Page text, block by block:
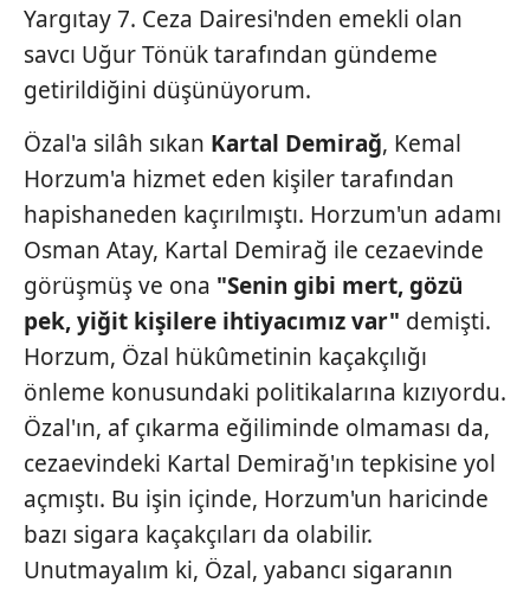
Yargıtay 7. Ceza Dairesi'nden emekli olan
savcı Uğur Tönük tarafından gündeme
getirildiğini düşünüyorum.
Özal'a silâh sıkan Kartal Demirağ, Kemal
Horzum'a hizmet eden kişiler tarafından
hapishaneden kaçırılmıştı. Horzum'un adamı
Osman Atay, Kartal Demirağ ile cezaevinde
görüşmüş ve ona "Senin gibi mert, gözü
pek, yiğit kişilere ihtiyacımız var" demişti.
Horzum, Özal hükûmetinin kaçakçılığı
önleme konusundaki politikalarına kızıyordu.
Özal'ın, af çıkarma eğiliminde olmaması da,
cezaevindeki Kartal Demirağ'ın tepkisine yol
açmıştı. Bu işin içinde, Horzum'un haricinde
bazı sigara kaçakçıları da olabilir.
Unutmayalım ki, Özal, yabancı sigaranın